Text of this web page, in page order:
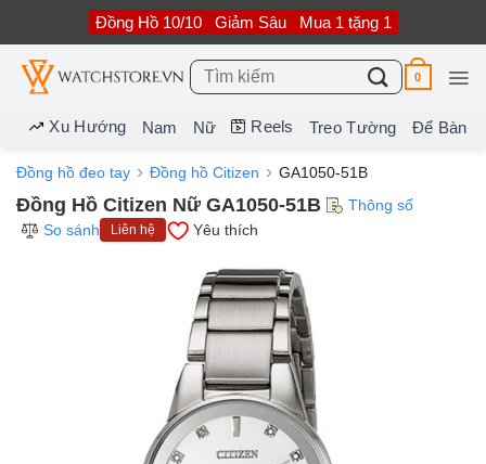
nội
dung
Đồng Hồ 10/10 Giảm Sâu Mua 1 tặng 1
Tìm
kiếm:
0
Xu Hướng Nam Nữ Reels Treo Tường Để Bàn
Đồng hồ đeo tay Đồng hồ Citizen GA1050-51B
Đồng Hồ Citizen Nữ GA1050-51B
Thông số
So sánh
Liên hệ Yêu thích